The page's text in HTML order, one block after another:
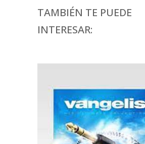
TAMBIÉN TE PUEDE
INTERESAR: